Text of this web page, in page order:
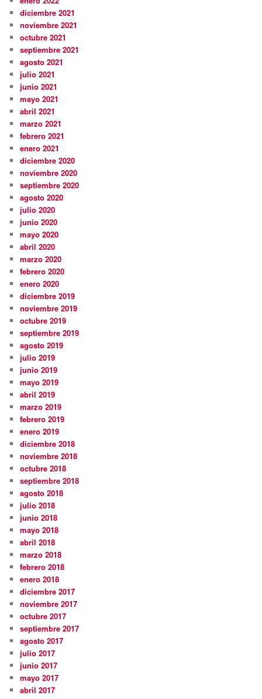
diciembre 2021
noviembre 2021
octubre 2021
septiembre 2021
agosto 2021
julio 2021
junio 2021
mayo 2021
abril 2021
marzo 2021
febrero 2021
enero 2021
diciembre 2020
noviembre 2020
septiembre 2020
agosto 2020
julio 2020
junio 2020
mayo 2020
abril 2020
marzo 2020
febrero 2020
enero 2020
diciembre 2019
noviembre 2019
octubre 2019
septiembre 2019
agosto 2019
julio 2019
junio 2019
mayo 2019
abril 2019
marzo 2019
febrero 2019
enero 2019
diciembre 2018
noviembre 2018
octubre 2018
septiembre 2018
agosto 2018
julio 2018
junio 2018
mayo 2018
abril 2018
marzo 2018
febrero 2018
enero 2018
diciembre 2017
noviembre 2017
octubre 2017
septiembre 2017
agosto 2017
julio 2017
junio 2017
mayo 2017
abril 2017